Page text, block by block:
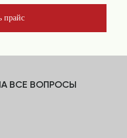
прайс
ВСЕ ВОПРОСЫ